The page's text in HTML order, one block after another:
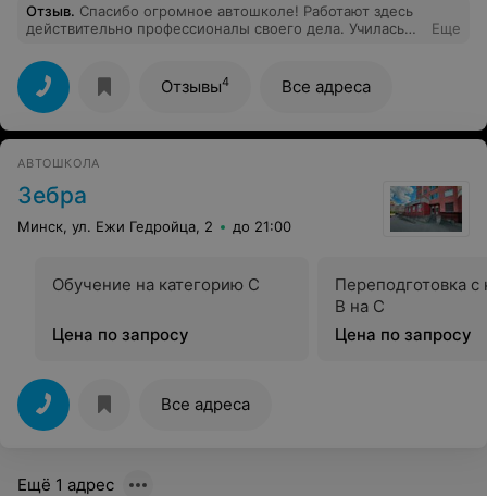
Отзыв. Спасибо огромное автошколе! Работают здесь
действительно профессионалы своего дела. Училась
Александра Эдуардовна – преподаватель от Бога! Ее
занятия проходили всегда информативно и весело.
Теорию сдали все в группе. Андриан Эдуардович –
лучший мастер из всех! Терпеливый, отзывчивый,
объясняет так, что и обезьяна поймёт! Михаил
мужчина! Поддерживает изо всех сил! О таком
начальнике можно только мечтать! Спасибо огромное
ещё раз! Рекомендую всем! 10 из 10!
Еще
Отзывы4 Все адреса
АВТОШКОЛА
Зебра
Минск, ул. Ежи Гедройца, 2 до 21:00
Обучение на категорию C
Цена по запросу
Переподготовка с
В на С
Цена по запросу
Все адреса
Ещё 1 адрес